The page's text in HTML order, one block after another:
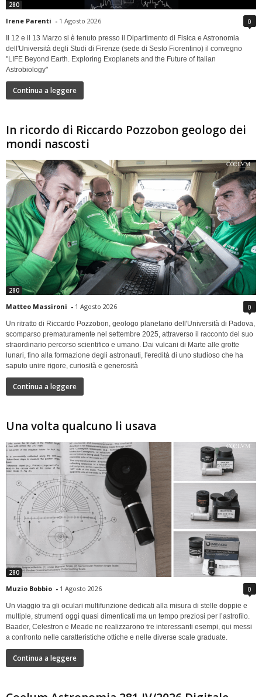
280
Irene Parenti - 1 Agosto 2026 0
Il 12 e il 13 Marzo si è tenuto presso il Dipartimento di Fisica e Astronomia
dell'Università degli Studi di Firenze (sede di Sesto Fiorentino) il convegno
"LIFE Beyond Earth. Exploring Exoplanets and the Future of Italian
Astrobiology"
Continua a leggere
In ricordo di Riccardo Pozzobon geologo dei
mondi nascosti
280
Matteo Massironi - 1 Agosto 2026 0
Un ritratto di Riccardo Pozzobon, geologo planetario dell'Università di Padova,
scomparso prematuramente nel settembre 2025, attraverso il racconto del suo
straordinario percorso scientifico e umano. Dai vulcani di Marte alle grotte
lunari, fino alla formazione degli astronauti, l'eredità di uno studioso che ha
saputo unire rigore, curiosità e generosità
Continua a leggere
Una volta qualcuno li usava
280
Muzio Bobbio - 1 Agosto 2026 0
Un viaggio tra gli oculari multifunzione dedicati alla misura di stelle doppie e
multiple, strumenti oggi quasi dimenticati ma un tempo preziosi per l’astrofilo.
Baader, Celestron e Meade ne realizzarono tre interessanti esempi, qui messi
a confronto nelle caratteristiche ottiche e nelle diverse scale graduate.
Continua a leggere